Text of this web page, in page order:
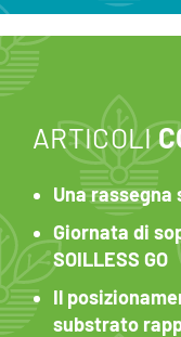
ARTICOLI
Una
Giornata di
SOILLESS GO
Il
substrato